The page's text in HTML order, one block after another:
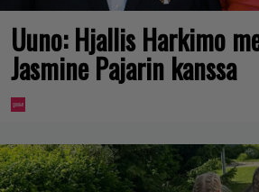
Uuno: Hjallis Harkimo
Jasmine Pajarin kanssa